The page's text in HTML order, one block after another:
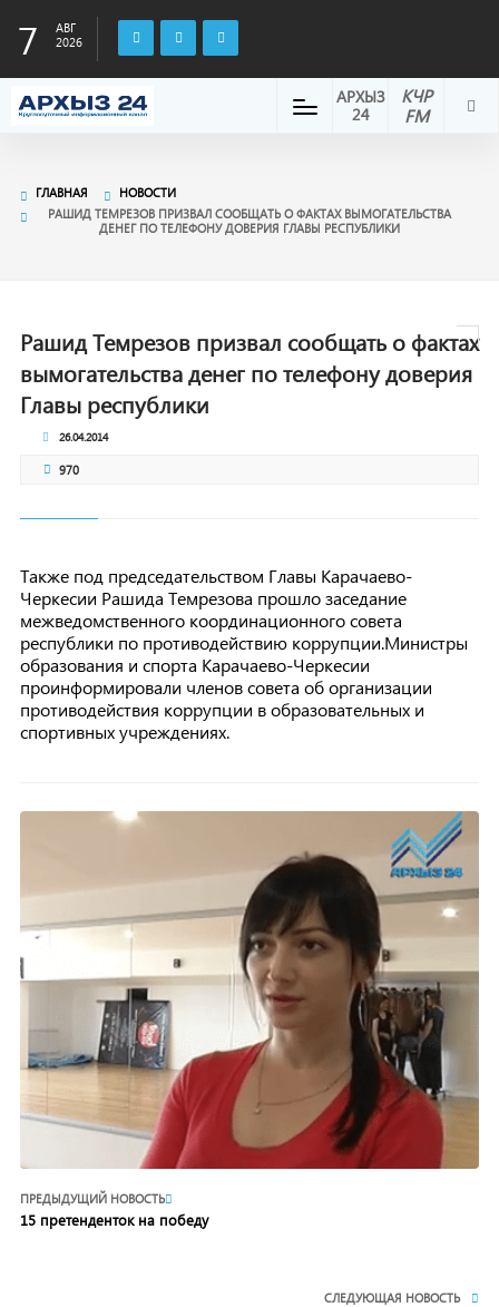
7
АВГ
2026
КЧР
FM
АРХЫЗ
24
ГЛАВНАЯ
НОВОСТИ
РАШИД ТЕМРЕЗОВ ПРИЗВАЛ СООБЩАТЬ О ФАКТАХ ВЫМОГАТЕЛЬСТВА
ДЕНЕГ ПО ТЕЛЕФОНУ ДОВЕРИЯ ГЛАВЫ РЕСПУБЛИКИ
Рашид Темрезов призвал сообщать о фактах
вымогательства денег по телефону доверия
Главы республики
26.04.2014
970
Также под председательством Главы Карачаево-
Черкесии Рашида Темрезова прошло заседание
межведомственного координационного совета
республики по противодействию коррупции.Министры
образования и спорта Карачаево-Черкесии
проинформировали членов совета об организации
противодействия коррупции в образовательных и
спортивных учреждениях.
ПРЕДЫДУЩИЙ НОВОСТЬ
15 претенденток на победу
СЛЕДУЮЩАЯ НОВОСТЬ